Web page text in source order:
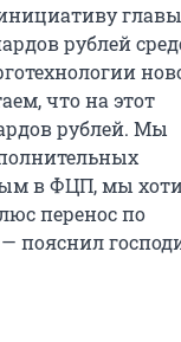
главы
рублей
что на этот
рублей. Мы
в ФЦП, мы
перенос по
пояснил